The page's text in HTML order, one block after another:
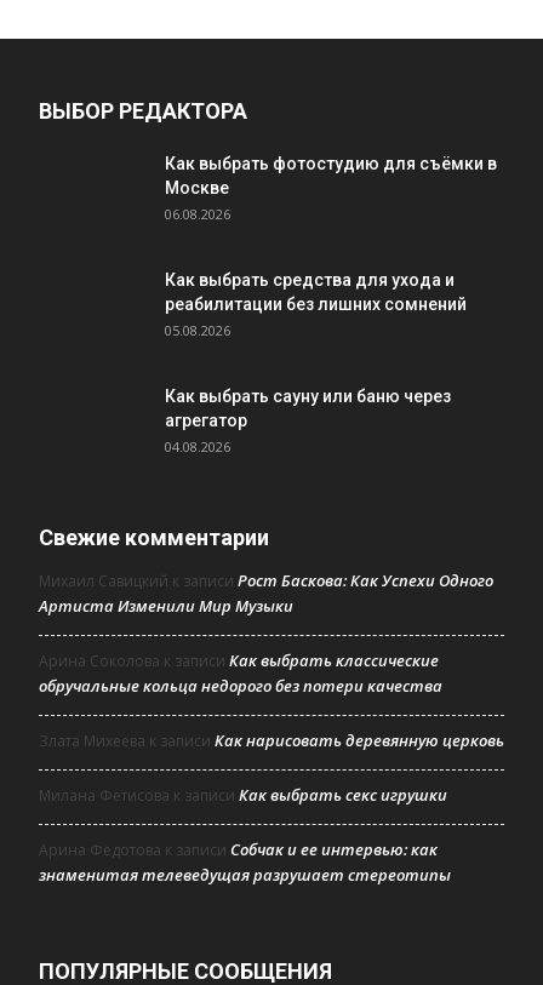
ВЫБОР РЕДАКТОРА
Как выбрать фотостудию для съёмки в
Москве
06.08.2026
Как выбрать средства для ухода и
реабилитации без лишних сомнений
05.08.2026
Как выбрать сауну или баню через
агрегатор
04.08.2026
Свежие комментарии
Михаил Савицкий к записи Рост Баскова: Как Успехи Одного
Артиста Изменили Мир Музыки
Арина Соколова к записи Как выбрать классические
обручальные кольца недорого без потери качества
Злата Михеева к записи Как нарисовать деревянную церковь
Милана Фетисова к записи Как выбрать секс игрушки
Арина Федотова к записи Собчак и ее интервью: как
знаменитая телеведущая разрушает стереотипы
ПОПУЛЯРНЫЕ СООБЩЕНИЯ